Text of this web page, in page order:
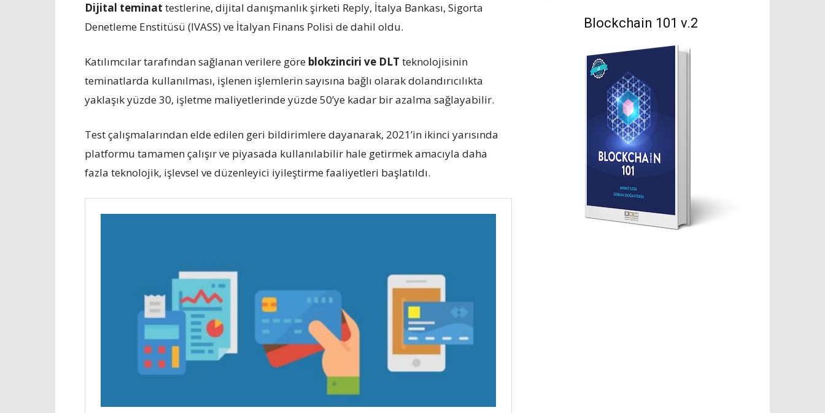
Dijital teminat testlerine, dijital danışmanlık şirketi Reply, İtalya Bankası, Sigorta
Denetleme Enstitüsü (IVASS) ve İtalyan Finans Polisi de dahil oldu.
Katılımcılar tarafından sağlanan verilere göre blokzinciri ve DLT teknolojisinin
teminatlarda kullanılması, işlenen işlemlerin sayısına bağlı olarak dolandırıcılıkta
yaklaşık yüzde 30, işletme maliyetlerinde yüzde 50’ye kadar bir azalma sağlayabilir.
Test çalışmalarından elde edilen geri bildirimlere dayanarak, 2021’in ikinci yarısında
platformu tamamen çalışır ve piyasada kullanılabilir hale getirmek amacıyla daha
fazla teknolojik, işlevsel ve düzenleyici iyileştirme faaliyetleri başlatıldı.
Blockchain 101 v.2